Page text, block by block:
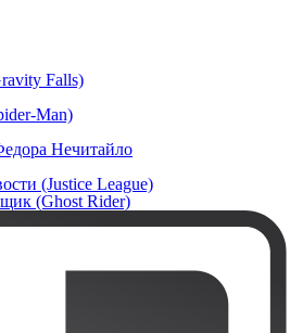
Falls)
Man)
Нечитайло
(Justice League)
(Ghost Rider)